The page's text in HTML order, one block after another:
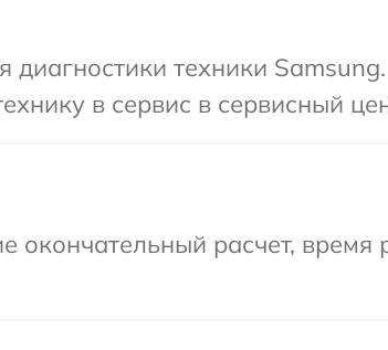
диагностики техники
в сервис в сервисный
окончательный расчет, время